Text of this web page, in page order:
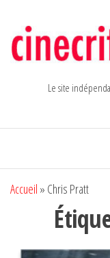
contenu
Le site
Accueil » Chris Pratt